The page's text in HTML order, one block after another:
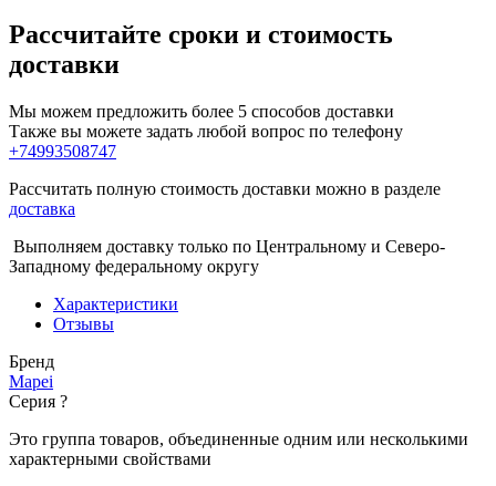
Рассчитайте сроки и стоимость
доставки
Мы можем предложить более 5 способов доставки
Также вы можете задать любой вопрос по телефону
+74993508747
Рассчитать полную стоимость доставки можно в разделе
доставка
Выполняем доставку только по Центральному и Северо-
Западному федеральному округу
Характеристики
Отзывы
Бренд
Mapei
Серия ?
Это группа товаров, объединенные одним или несколькими
характерными свойствами